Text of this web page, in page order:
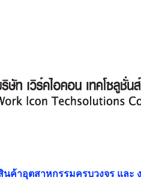
นค้าอุตสาหกรรมครบวงจร และ